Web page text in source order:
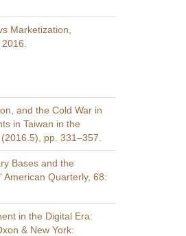
Marketization,
and the Cold War in
in Taiwan in the
pp. 331–357.
Bases and the
American Quarterly, 68:
in the Digital Era:
& New York: